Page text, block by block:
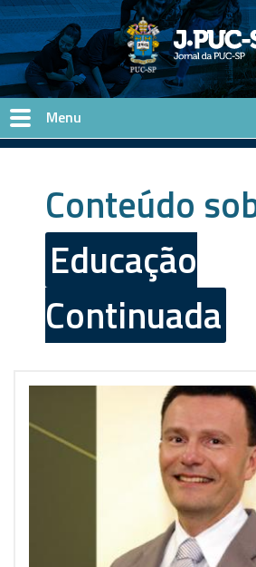
Pular para o conteúdo principal
Conteúdo
Educação
Continuada